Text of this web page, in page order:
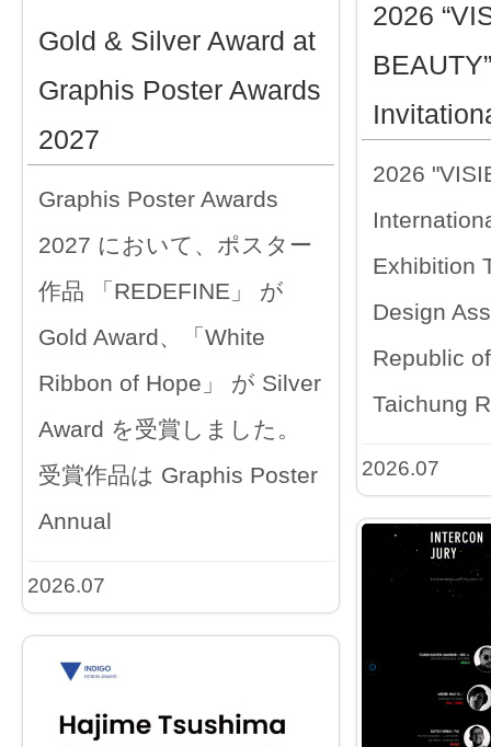
2026
2026
Exhibition
Design
Republic
Taichung
2026.07
Gold & Silver Award at
Graphis Poster Awards
2027
Graphis Poster Awards
2027 において、ポスター
作品 「REDEFINE」 が
Gold Award、「White
Ribbon of Hope」 が Silver
Award を受賞しました。
受賞作品は Graphis Poster
Annual
2026.07